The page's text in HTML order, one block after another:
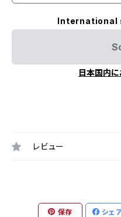
International
日本国内
レビュー
保存 シェ